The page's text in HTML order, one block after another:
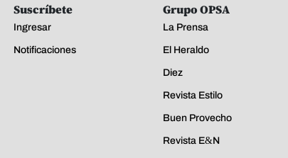
Suscríbete
Ingresar
Notificaciones
Grupo OPSA
La Prensa
El Heraldo
Diez
Revista Estilo
Buen Provecho
Revista E&N